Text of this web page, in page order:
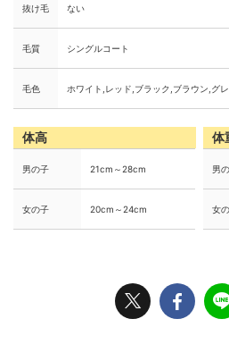
抜け毛 ない
毛質 シングルコート
毛色 ホワイト,レッド,ブラック,ブラウン,グ
体高
男の子 21cm～28cm
女の子 20cm～24cm
体
男
女